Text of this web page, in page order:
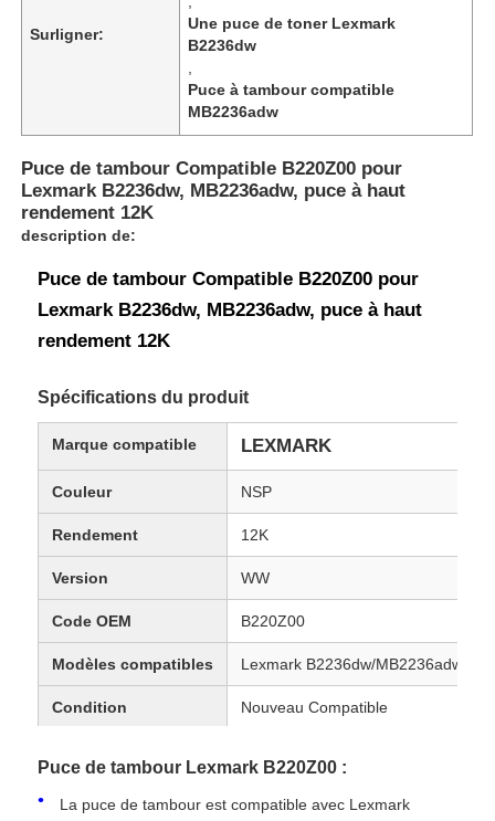
Surligner:
Une puce de toner Lexmark
B2236dw
Puce à tambour compatible
MB2236adw
Puce de tambour Compatible B220Z00 pour
Lexmark B2236dw, MB2236adw, puce à haut
rendement 12K
description de:
Puce de tambour Compatible B220Z00 pour
Lexmark B2236dw, MB2236adw, puce à haut
rendement 12K
Spécifications du produit
Marque compatible LEXMARK
Couleur NSP
Rendement 12K
Version WW
Code OEM B220Z00
Modèles compatibles Lexmark B2236dw/MB2236adw
Condition Nouveau Compatible
Puce de tambour Lexmark B220Z00 :
La puce de tambour est compatible avec Lexmark